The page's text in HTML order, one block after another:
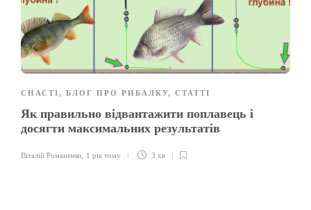
СНАСТІ, БЛОГ ПРО РИБАЛКУ, СТАТТІ
Як правильно відвантажити поплавець і
досягти максимальних результатів
Віталій Романенко 1 рік тому 3 хв